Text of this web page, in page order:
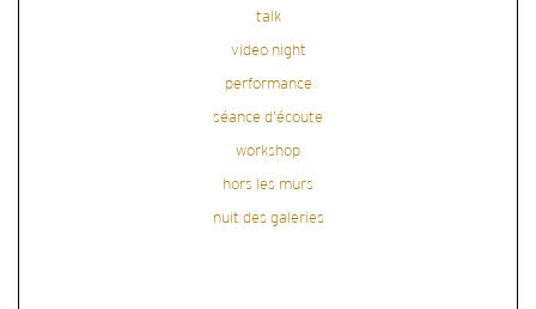
talk
video night
performance
séance d'écoute
workshop
hors les murs
nuit des galeries